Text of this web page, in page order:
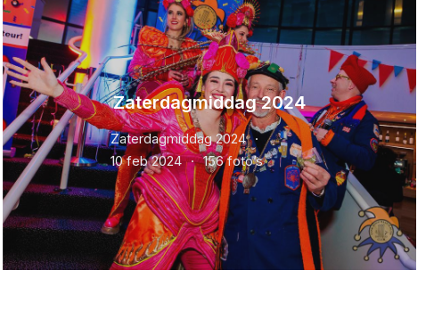
Zaterdagmiddag 2024
Zaterdagmiddag 2024
10 feb 2024
156 foto’s